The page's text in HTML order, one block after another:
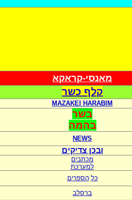
מאנסי-קראקא
קלף כשר
MAZAKEI HARABIM
בשר
בהמה
NEWS
ובכן צדיקים
מכתבים
למערכת
כל הספרים
ברסלב